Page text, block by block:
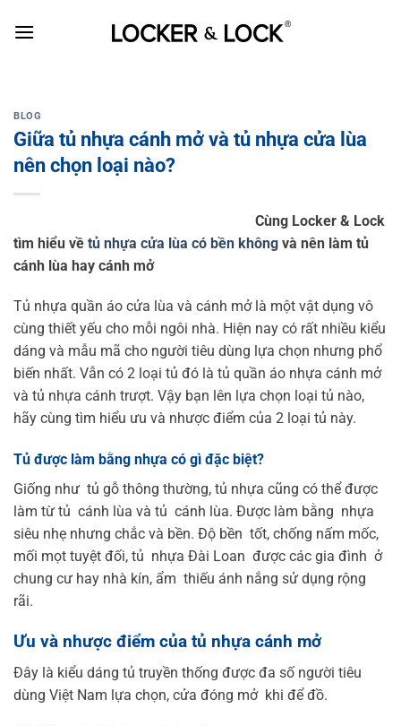
BLOG
Giữa tủ nhựa cánh mở và tủ nhựa cửa lùa
nên chọn loại nào?
Cùng Locker & Lock
tìm hiểu về tủ nhựa cửa lùa có bền không và nên làm tủ
cánh lùa hay cánh mở
Tủ nhựa quần áo cửa lùa và cánh mở là một vật dụng vô
cùng thiết yếu cho mỗi ngôi nhà. Hiện nay có rất nhiều kiểu
dáng và mẫu mã cho người tiêu dùng lựa chọn nhưng phổ
biến nhất. Vẫn có 2 loại tủ đó là tủ quần áo nhựa cánh mở
và tủ nhựa cánh trượt. Vậy bạn lên lựa chọn loại tủ nào,
hãy cùng tìm hiểu ưu và nhược điểm của 2 loại tủ này.
Tủ được làm bằng nhựa có gì đặc biệt?
Giống như tủ gỗ thông thường, tủ nhựa cũng có thể được
làm từ tủ cánh lùa và tủ cánh lùa. Được làm bằng nhựa
siêu nhẹ nhưng chắc và bền. Độ bền tốt, chống nấm mốc,
mối mọt tuyệt đối, tủ nhựa Đài Loan được các gia đình ở
chung cư hay nhà kín, ẩm thiếu ánh nắng sử dụng rộng
rãi.
Ưu và nhược điểm của tủ nhựa cánh mở
Đây là kiểu dáng tủ truyền thống được đa số người tiêu
dùng Việt Nam lựa chọn, cửa đóng mở khi để đồ.